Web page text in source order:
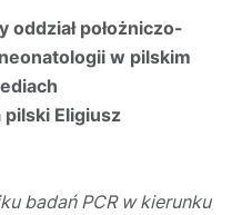
oddział położniczo-
w pilskim
Eligiusz
badań PCR w kierunku